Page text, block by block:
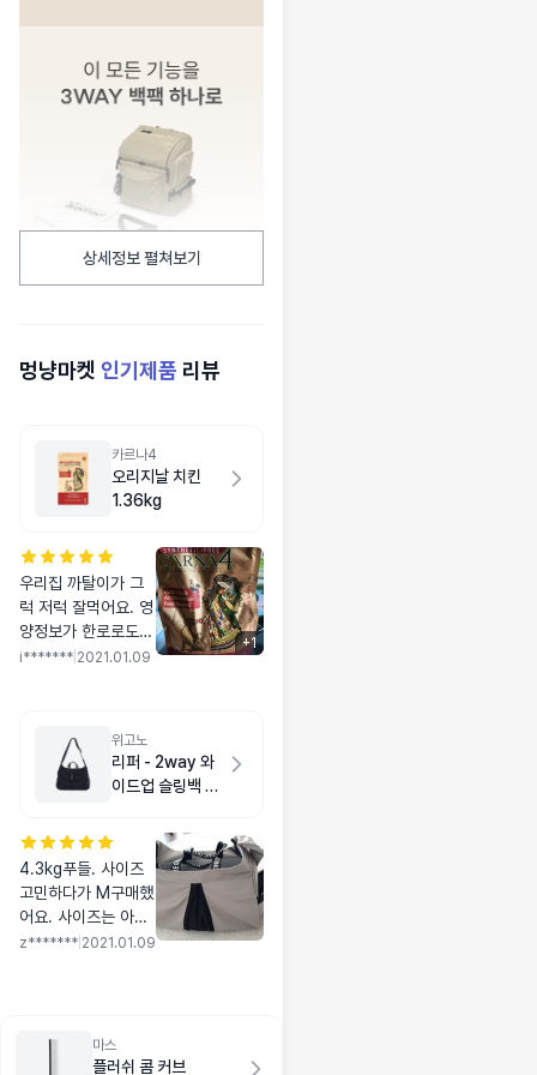
상세정보 펼쳐보기
멍냥마켓 인기제품 리뷰
카르나4
오리지날 치킨
1.36kg
우리집 까탈이가 그
럭 저럭 잘먹어요. 영
양정보가 한로로도
되어 있어요. 급여량
i******* 2021.01.09
+1
위고노
리퍼 - 2way 와
이드업 슬링백 M
4.3kg푸들. 사이즈
고민하다가 M구매했
어요. 사이즈는 아주
딱 입니다. 머리를 가
맨질해서 때안탈것같
아요.마감도 꼼꼼합
z******* 2021.01.09
마스
플러쉬 콤 커브